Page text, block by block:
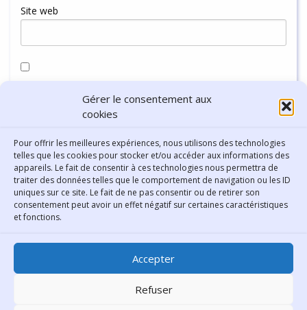
Gérer le consentement aux
cookies
Pour offrir les meilleures expériences, nous utilisons des technologies
telles que les cookies pour stocker et/ou accéder aux informations des
appareils. Le fait de consentir à ces technologies nous permettra de
traiter des données telles que le comportement de navigation ou les ID
uniques sur ce site. Le fait de ne pas consentir ou de retirer son
consentement peut avoir un effet négatif sur certaines caractéristiques
et fonctions.
Accepter
Refuser
Site web
navigateur pour mon prochain commentaire.
Bibliothèque municipale de
Lyon
30 Boulevard Vivier-Merle